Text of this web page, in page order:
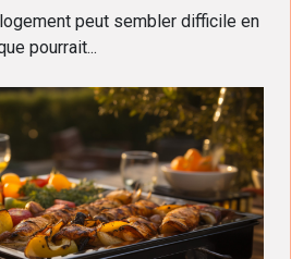
logement peut sembler difficile en
pourrait...